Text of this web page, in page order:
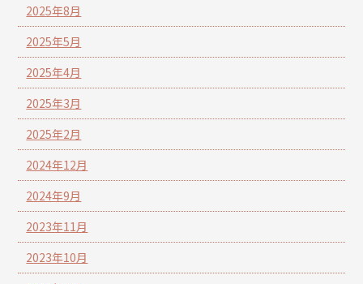
2025年8月
2025年5月
2025年4月
2025年3月
2025年2月
2024年12月
2024年9月
2023年11月
2023年10月